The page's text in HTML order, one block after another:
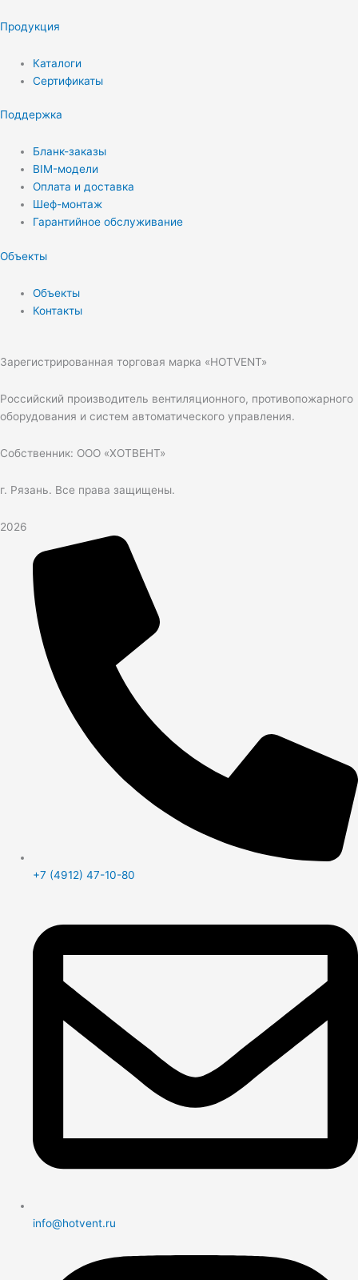
Продукция
Каталоги
Сертификаты
Поддержка
Бланк-заказы
BIM-модели
Оплата и доставка
Шеф-монтаж
Гарантийное обслуживание
Объекты
Объекты
Контакты
Зарегистрированная торговая марка «HOTVENT»
Российский производитель вентиляционного, противопожарного
оборудования и систем автоматического управления.
Собственник: ООО «ХОТВЕНТ»
г. Рязань. Все права защищены.
2026
+7 (4912) 47-10-80
info@hotvent.ru